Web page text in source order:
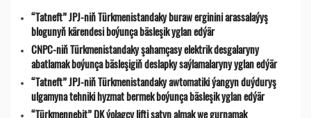
“Tatneft” JPJ-niň Türkmenistandaky buraw erginini arassalaýyş
blogunyň kärendesi boýunça bäsleşik yglan edýär
CNPC-niň Türkmenistandaky şahamçasy elektrik desgalaryny
abatlamak boýunça bäsleşigiň deslapky saýlamalaryny yglan edýär
“Tatneft” JPJ-niň Türkmenistandaky awtomatiki ýangyn duýduryş
ulgamyna tehniki hyzmat bermek boýunça bäsleşik yglan edýär
“Türkmennebit” DK ýolagçy lifti satyn almak we gurnamak